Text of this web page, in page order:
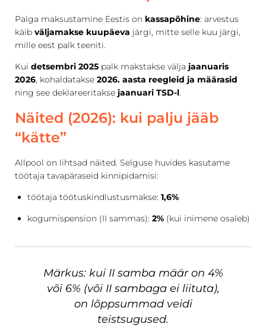
Palga maksustamine Eestis on kassapõhine: arvestus
käib väljamakse kuupäeva järgi, mitte selle kuu järgi,
mille eest palk teeniti.
Kui detsembri 2025 palk makstakse välja jaanuaris
2026, kohaldatakse 2026. aasta reegleid ja määrasid
ning see deklareeritakse jaanuari TSD-l.
Näited (2026): kui palju jääb
“kätte”
Allpool on lihtsad näited. Selguse huvides kasutame
töötaja tavapäraseid kinnipidamisi:
töötaja töötuskindlustusmakse: 1,6%
kogumispension (II sammas): 2% (kui inimene osaleb)
Märkus: kui II samba määr on 4%
või 6% (või II sambaga ei liituta),
on lõppsummad veidi
teistsugused.